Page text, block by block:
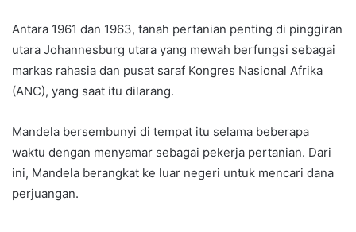
Antara 1961 dan 1963, tanah pertanian penting di pinggiran
utara Johannesburg utara yang mewah berfungsi sebagai
markas rahasia dan pusat saraf Kongres Nasional Afrika
(ANC), yang saat itu dilarang.
Mandela bersembunyi di tempat itu selama beberapa
waktu dengan menyamar sebagai pekerja pertanian. Dari
ini, Mandela berangkat ke luar negeri untuk mencari dana
perjuangan.